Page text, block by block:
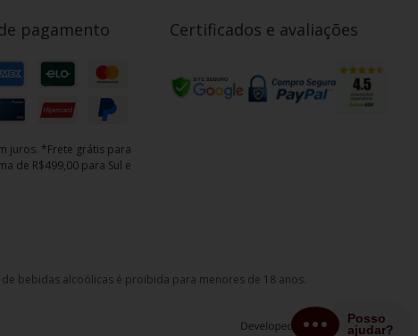
pagamento
juros. *Frete grátis para
de R$499,00 para Sul e
Certificados e avaliações
bebidas alcoólicas é proibida para menores de 18 anos.